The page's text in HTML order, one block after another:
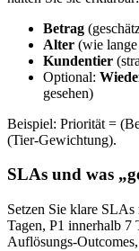
Betrag
Alter (wie lange
Kundentier
Optional:
gesehen)
Beispiel: Priorität =
(Tier‑Gewichtung).
SLAs und was
Setzen Sie klare
Tagen, P1 innerhalb 7